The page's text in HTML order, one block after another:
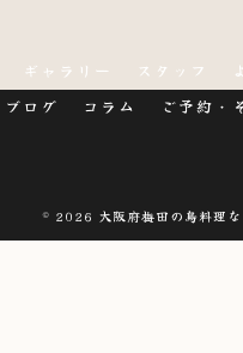
ギャラリー スタッフ
ブログ コラム ご予約・
© 2026 大阪府梅田の鳥料理